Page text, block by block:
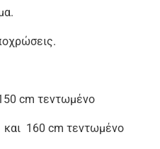
cm τεντωμένο
και 160 cm τεντωμένο